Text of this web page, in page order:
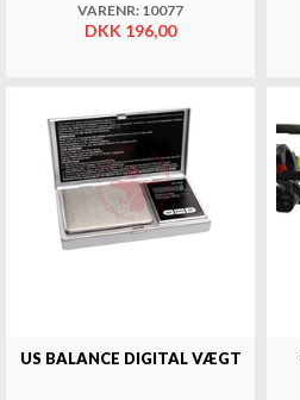
VARENR: 10077
DKK 196,00
US BALANCE DIGITAL VÆGT